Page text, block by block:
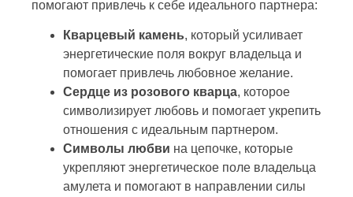
помогают привлечь к себе идеального партнера:
Кварцевый камень, который усиливает
энергетические поля вокруг владельца и
помогает привлечь любовное желание.
Сердце из розового кварца, которое
символизирует любовь и помогает укрепить
отношения с идеальным партнером.
Символы любви на цепочке, которые
укрепляют энергетическое поле владельца
амулета и помогают в направлении силы